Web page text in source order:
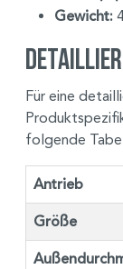
Gewicht:
Für eine
folgende
Antrieb
Größe